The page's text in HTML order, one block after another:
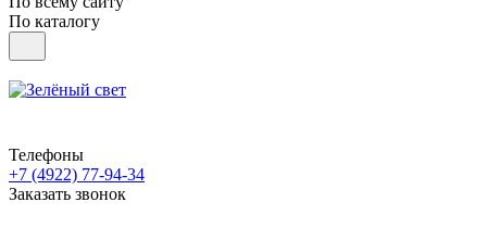
По каталогу
Телефоны
+7 (4922) 77-94-34
Заказать звонок